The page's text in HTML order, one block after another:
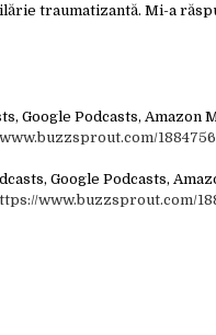
traumatizantă. Mi-a
Google Podcasts, Amazon
Google Podcasts,
www.buzzsprout.com/